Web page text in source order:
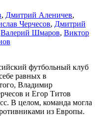
, Дмитрий Аленичев,
Черчесов, Дмитрий
Валерий Шмаров, Виктор
футбольный клуб
равных в
Владимир
и Егор Титов
В целом, команда могла
из Европы.